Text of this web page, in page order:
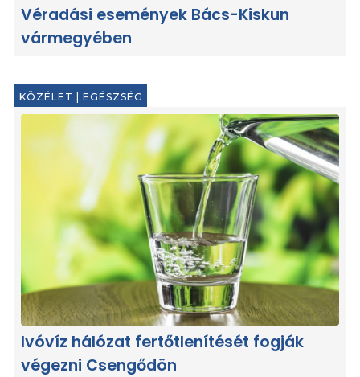
Véradási események Bács-Kiskun
vármegyében
KÖZÉLET | EGÉSZSÉG
Ivóvíz hálózat fertőtlenítését fogják
végezni Csengődön